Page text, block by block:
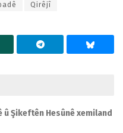
Qirêjî
û Şikeftên Hesûnê xemiland